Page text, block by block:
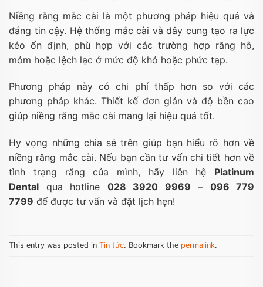
Niềng răng mắc cài là một phương pháp hiệu quả và
đáng tin cậy. Hệ thống mắc cài và dây cung tạo ra lực
kéo ổn định, phù hợp với các trường hợp răng hô,
móm hoặc lệch lạc ở mức độ khó hoặc phức tạp.
Phương pháp này có chi phí thấp hơn so với các
phương pháp khác. Thiết kế đơn giản và độ bền cao
giúp niềng răng mắc cài mang lại hiệu quả tốt.
Hy vọng những chia sẻ trên giúp bạn hiểu rõ hơn về
niềng răng mắc cài. Nếu bạn cần tư vấn chi tiết hơn về
tình trạng răng của mình, hãy liên hệ Platinum
Dental qua hotline 028 3920 9969 – 096 779
7799 để được tư vấn và đặt lịch hẹn!
This entry was posted in Tin tức. Bookmark the permalink.